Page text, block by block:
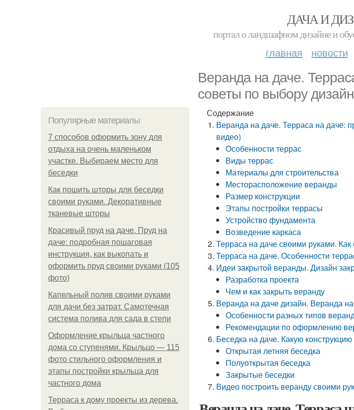
ДАЧА И
портал о ландшафном дизайне и
главная новости
Веранда на даче.
советы по выбору
Популярные материалы
7 способов оформить зону для
отдыха на очень маленьком
участке. Выбираем место для
беседки
Как пошить шторы для беседки
своими руками. Декоративные
тканевые шторы
Красивый пруд на даче. Пруд на
даче: подробная пошаговая
инструкция, как выкопать и
оформить пруд своими руками (105
фото)
Капельный полив своими руками
для дачи без затрат. Самотечная
система полива для сада в степи
Оформление крыльца частного
дома со ступенями. Крыльцо — 115
фото стильного оформления и
этапы постройки крыльца для
частного дома
Терраса к дому проекты из дерева.
Содержание
Веранда на даче. Терраса на даче:
видео)
Особенности террас
Виды террас
Материалы для строительства
Месторасположение веранды
Размер конструкции
Этапы постройки террасы
Устройство фундамента
Возведение каркаса
Терраса на даче своими руками.
Терраса на даче. Особенности
Идеи закрытой веранды. Дизайн
Разработка проекта
Чем и как закрыть веранду
Веранда на даче дизайн. Веранда
Особенности разных типов
Рекомендации по оформлению
Беседка на даче. Какую
Открытая летняя беседка
Полуоткрытая беседка
Закрытые беседки
Видео построить веранду своими